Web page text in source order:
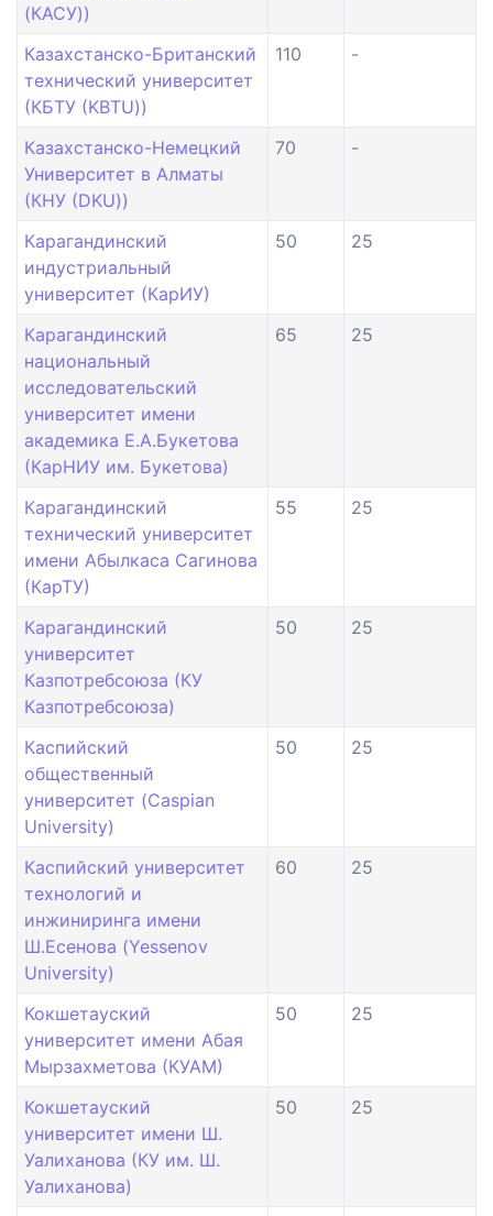
(КАСУ))
Казахстанско-Британский
технический университет
(КБТУ (KBTU))
110 -
Казахстанско-Немецкий
Университет в Алматы
(КНУ (DKU))
70 -
Карагандинский
индустриальный
университет (КарИУ)
50 25
Карагандинский
национальный
исследовательский
университет имени
академика Е.А.Букетова
(КарНИУ им. Букетова)
65 25
Карагандинский
технический университет
имени Абылкаса Сагинова
(КарТУ)
55 25
Карагандинский
университет
Казпотребсоюза (КУ
Казпотребсоюза)
50 25
Каспийский
общественный
университет (Caspian
University)
50 25
Каспийский университет
технологий и
инжиниринга имени
Ш.Есенова (Yessenov
University)
60 25
Кокшетауский
университет имени Абая
Мырзахметова (КУАМ)
50 25
Кокшетауский
университет имени Ш.
Уалиханова (КУ им. Ш.
Уалиханова)
50 25